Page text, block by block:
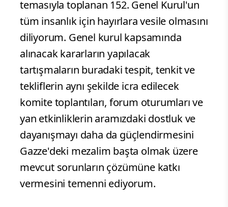
temasıyla toplanan 152. Genel Kurul'un
tüm insanlık için hayırlara vesile olmasını
diliyorum. Genel kurul kapsamında
alınacak kararların yapılacak
tartışmaların buradaki tespit, tenkit ve
tekliflerin aynı şekilde icra edilecek
komite toplantıları, forum oturumları ve
yan etkinliklerin aramızdaki dostluk ve
dayanışmayı daha da güçlendirmesini
Gazze'deki mezalim başta olmak üzere
mevcut sorunların çözümüne katkı
vermesini temenni ediyorum.